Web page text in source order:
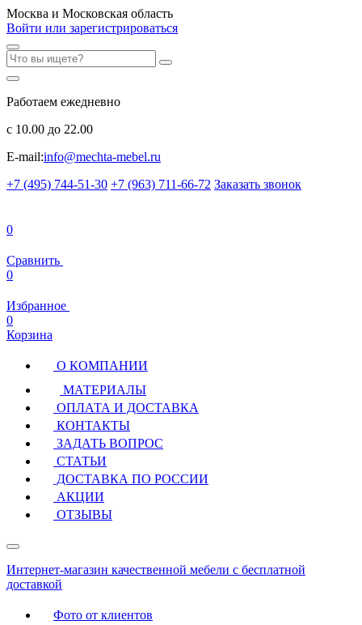
Москва и Московская область
Войти или зарегистрироваться
Работаем ежедневно
с 10.00 до 22.00
E-mail:info@mechta-mebel.ru
+7 (495) 744-51-30 +7 (963) 711-66-72 Заказать звонок
0
Сравнить
0
Избранное
0
Корзина
О КОМПАНИИ
МАТЕРИАЛЫ
ОПЛАТА И ДОСТАВКА
КОНТАКТЫ
ЗАДАТЬ ВОПРОС
СТАТЬИ
ДОСТАВКА ПО РОССИИ
АКЦИИ
ОТЗЫВЫ
Интернет-магазин качественной мебели с бесплатной
доставкой
Фото от клиентов